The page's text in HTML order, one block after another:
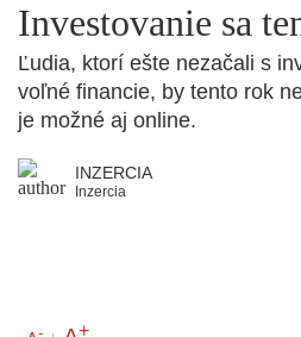
Investovanie sa
Ľudia, ktorí ešte nezačali s
voľné financie, by tento rok
je možné aj online.
INZERCIA
Inzercia
- +